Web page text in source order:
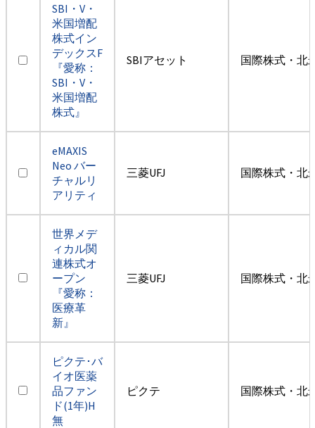
SBI・V・
米国増配
株式イン
デックスF
『愛称：
SBI・V・
米国増配
株式』
SBIアセット 国際株式・北
eMAXIS
Neo バー
チャルリ
アリティ
三菱UFJ 国際株式・北
世界メデ
ィカル関
連株式オ
ープン
『愛称：
医療革
新』
三菱UFJ 国際株式・北
ピクテ･バ
イオ医薬
品ファン
ド(1年)H
無
ピクテ 国際株式・北